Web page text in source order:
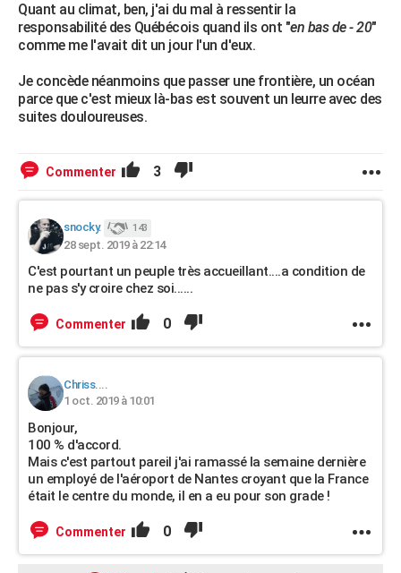
Quant au climat, ben, j'ai du mal à ressentir la
responsabilité des Québécois quand ils ont "en bas de - 20"
comme me l'avait dit un jour l'un d'eux.
Je concède néanmoins que passer une frontière, un océan
parce que c'est mieux là-bas est souvent un leurre avec des
suites douloureuses.
Commenter 3
snocky. 143
28 sept. 2019 à 22:14
C'est pourtant un peuple très accueillant....a condition de
ne pas s'y croire chez soi......
Commenter 0
Chriss....
1 oct. 2019 à 10:01
Bonjour,
100 % d'accord.
Mais c'est partout pareil j'ai ramassé la semaine dernière
un employé de l'aéroport de Nantes croyant que la France
était le centre du monde, il en a eu pour son grade !
Commenter 0